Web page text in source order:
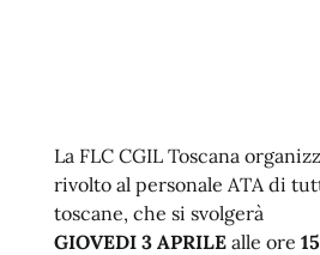
La FLC CGIL Toscana
rivolto al personale ATA di
toscane, che si svolgerà
GIOVEDI 3 APRILE alle ore